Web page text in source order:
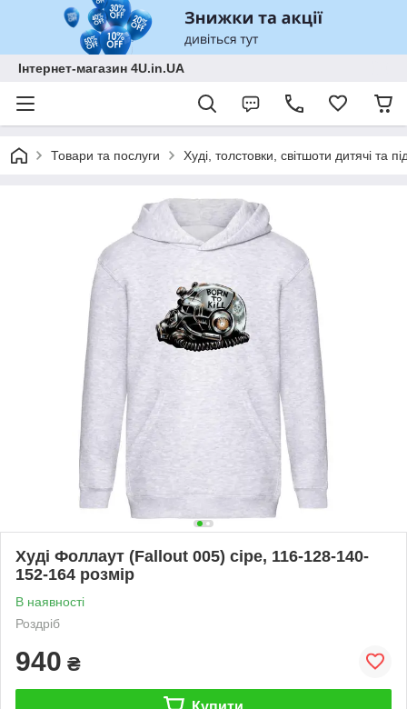
Інтернет-магазин 4U.in.UA
Товари та послуги Худі, толстовки, світшоти дитячі та
Худі Фоллаут (Fallout 005) сіре, 116-128-140-
152-164 розмір
В наявності
Роздріб
940 ₴